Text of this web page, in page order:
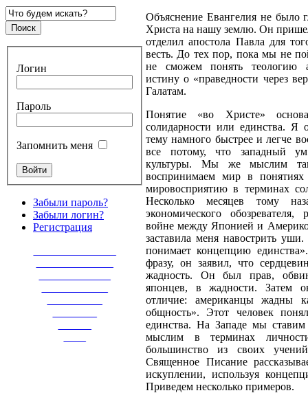
Логин
Пароль
Запомнить меня
Забыли пароль?
Забыли логин?
Регистрация
Объяснение Евангелия не было
Христа на нашу землю. Он
отделил апостола Павла для
весть. До тех пор, пока мы не
не сможем понять теологию
истину о «праведности через
Галатам.
Понятие «во Христе»
солидарности или единства.
тему намного быстрее и легче
все потому, что западный
культуры. Мы же мыслим
воспринимаем мир в понятиях
мировосприятию в терминах
Несколько месяцев тому
экономического
войне между Японией и
заставила меня навострить
понимает концепцию
фразу, он заявил, что
жадность. Он был прав,
японцев, в жадности. Затем
отличие: американцы жадны
общность». Этот человек
единства. На Западе мы
мыслим в терминах
большинство из своих
Священное Писание
искуплении, используя
Приведем несколько примеров.